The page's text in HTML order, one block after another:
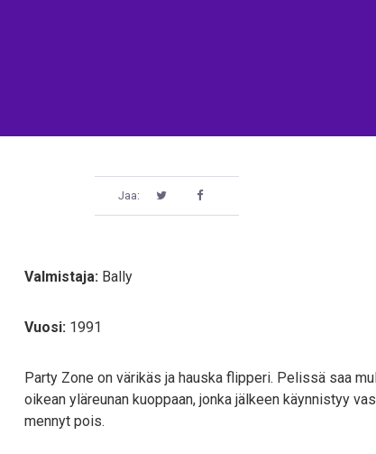
Jaa:
Valmistaja: Bally
Vuosi: 1991
Party Zone on värikäs ja hauska flipperi. Pelissä saa
oikean yläreunan kuoppaan, jonka jälkeen käynnistyy
mennyt pois.